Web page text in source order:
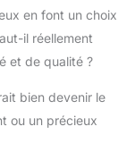
en font un choix
il réellement
et de qualité ?
bien devenir le
ou un précieux